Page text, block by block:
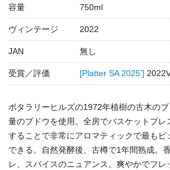
容量 750ml
ヴィンテージ 2022
JAN 無し
受賞／評価 [Platter SA 2025’]
ボタラリーヒルズの1972年植樹の古木の
量のブドウを使用。全房でバスケットプレ
することで非常にアロマティックで最もピ
できる。自然発酵後、古樽で1年間熟成。
レ、スパイスのニュアンス。爽やかでフ